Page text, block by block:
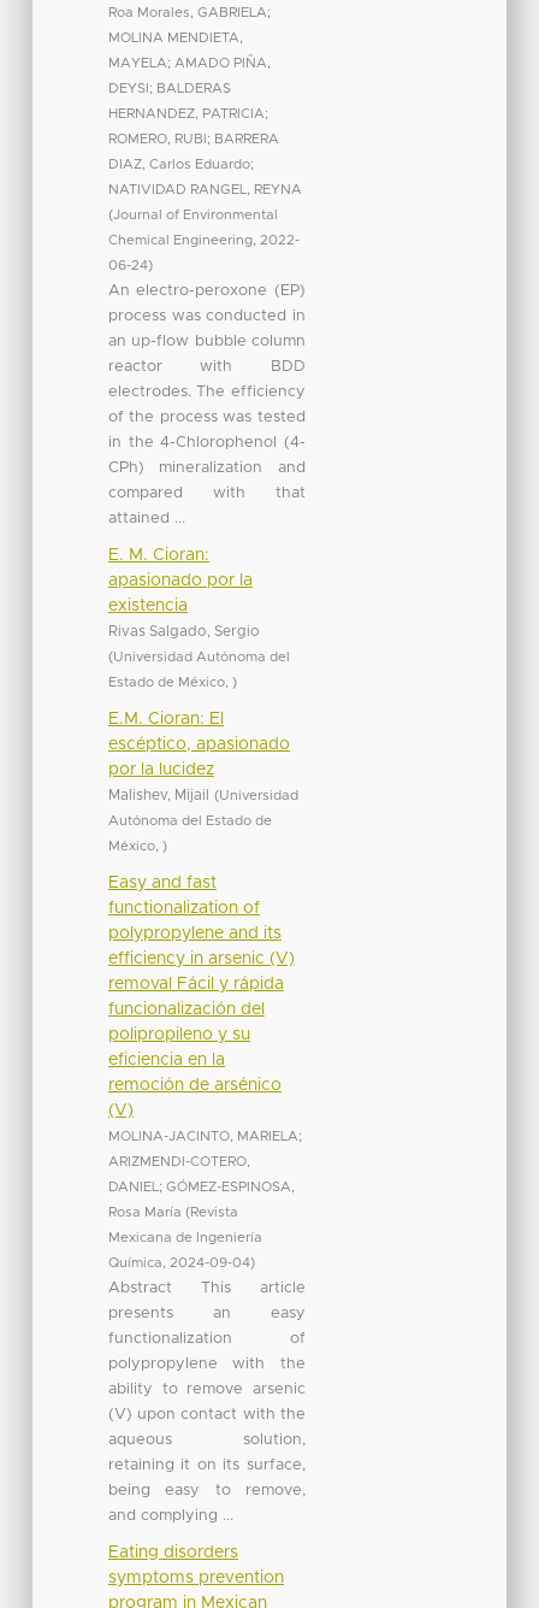
Roa Morales, GABRIELA;
MOLINA MENDIETA,
MAYELA; AMADO PIÑA,
DEYSI ; BALDERAS
HERNANDEZ, PATRICIA;
ROMERO, RUBI ; BARRERA
DIAZ, Carlos Eduardo;
NATIVIDAD RANGEL, REYNA
(Journal of Environmental
Chemical Engineering, 2022-
06-24)
An electro-peroxone (EP)
process was conducted in
an up-flow bubble column
reactor with BDD
electrodes. The efficiency
of the process was tested
in the 4-Chlorophenol (4-
CPh) mineralization and
compared with that
attained ...
E. M. Cioran:
apasionado por la
existencia
Rivas Salgado, Sergio
(Universidad Autónoma del
Estado de México, )
E.M. Cioran: El
escéptico, apasionado
por la lucidez
Malishev, Mijail (Universidad
Autónoma del Estado de
México, )
Easy and fast
functionalization of
polypropylene and its
efficiency in arsenic (V)
removal Fácil y rápida
funcionalización del
polipropileno y su
eficiencia en la
remoción de arsénico
(V)
MOLINA-JACINTO, MARIELA;
ARIZMENDI-COTERO,
DANIEL ; GÓMEZ-ESPINOSA,
Rosa María (Revista
Mexicana de Ingeniería
Química
2024-09-04)
Abstract This article
presents an easy
functionalization of
polypropylene with the
ability to remove arsenic
(V) upon contact with the
aqueous solution,
retaining it on its surface,
being easy to remove,
and complying ...
Eating disorders
symptoms prevention
program in Mexican